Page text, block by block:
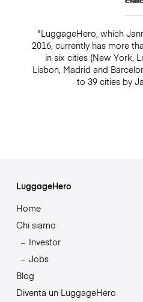
"LuggageHero, which
2016, currently has more
in six cities (New York,
Lisbon, Madrid and
to 39 cities by
LuggageHero
Home
Chi siamo
Investor
Jobs
Blog
Diventa un LuggageHero